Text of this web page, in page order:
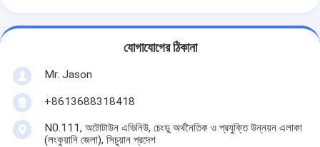
যোগাযোগের ঠিকানা
Mr. Jason
+8613688318418
N0.111, অটোটাউন এভিনিউ, চেংডু অর্থনৈতিক ও প্রযুক্তি উন্নয়ন এলাকা
(লংকুয়ানি জেলা), সিচুয়ান প্রদেশ